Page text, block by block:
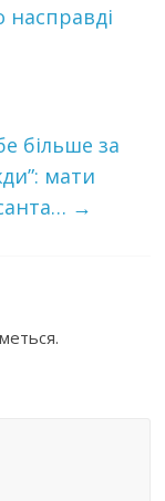
насправді
більше за
мати
→